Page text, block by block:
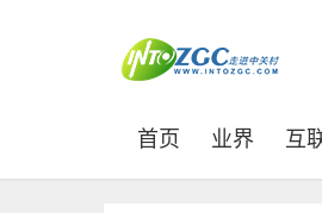
首页 (current)
业界 互